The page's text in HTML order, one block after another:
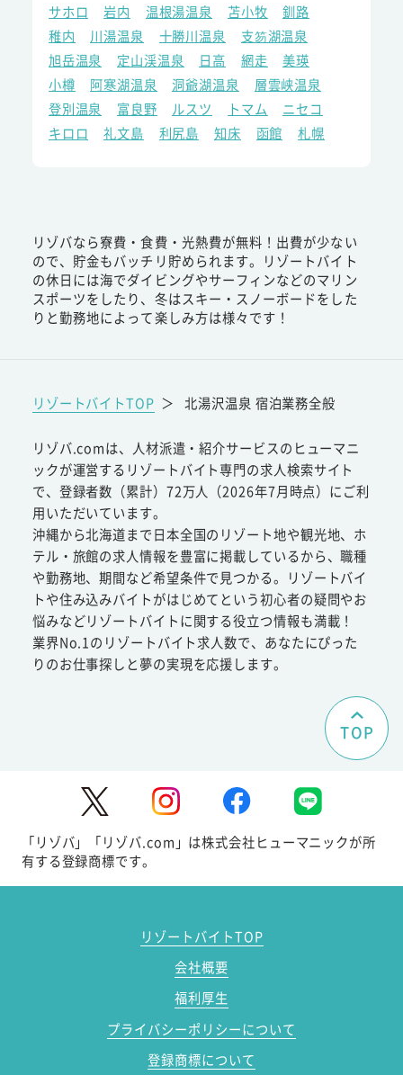
サホロ
岩内 温根湯温泉 苫小牧
釧路
稚内
川湯温泉 十勝川温泉
支笏湖温泉
旭岳温泉
定山渓温泉 日高 網走
美瑛
小樽
阿寒湖温泉 洞爺湖温泉
層雲峡温泉
登別温泉
富良野 ルスツ トマム
ニセコ
キロロ
礼文島 利尻島 知床 函館 札幌
リゾバなら寮費・食費・光熱費が無料！出費が少ない
ので、貯金もバッチリ貯められます。リゾートバイト
の休日には海でダイビングやサーフィンなどのマリン
スポーツをしたり、冬はスキー・スノーボードをした
りと勤務地によって楽しみ方は様々です！
リゾートバイトTOP ＞ 北湯沢温泉 宿泊業務全般
リゾバ.comは、人材派遣・紹介サービスのヒューマニ
ックが運営するリゾートバイト専門の求人検索サイト
で、登録者数（累計）72万人（2026年7月時点）にご利
用いただいています。
沖縄から北海道まで日本全国のリゾート地や観光地、ホ
テル・旅館の求人情報を豊富に掲載しているから、職種
や勤務地、期間など希望条件で見つかる。リゾートバイ
トや住み込みバイトがはじめてという初心者の疑問やお
悩みなどリゾートバイトに関する役立つ情報も満載！
業界No.1のリゾートバイト求人数で、あなたにぴった
りのお仕事探しと夢の実現を応援します。
TOP
「リゾバ」「リゾバ.com」は株式会社ヒューマニックが所
有する登録商標です。
リゾートバイトTOP
会社概要
福利厚生
プライバシーポリシーについて
登録商標について